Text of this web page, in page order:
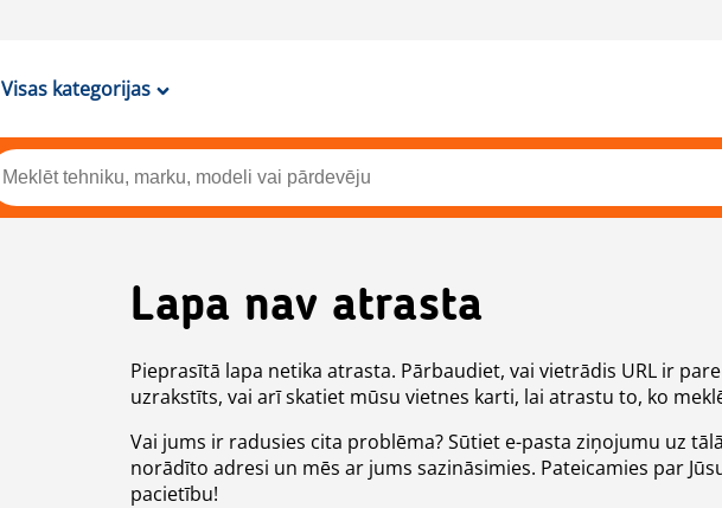
Visas kategorijas
Lapa nav atrasta
Pieprasītā lapa netika atrasta. Pārbaudiet, vai vietrādis URL ir
uzrakstīts, vai arī skatiet mūsu vietnes karti, lai atrastu to, ko
Vai jums ir radusies cita problēma? Sūtiet e-pasta ziņojumu uz
norādīto adresi un mēs ar jums sazināsimies. Pateicamies par
pacietību!